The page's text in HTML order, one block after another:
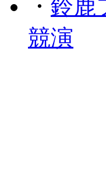
・ 鈴鹿
競演